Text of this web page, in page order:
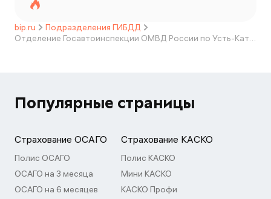
bip.ru
Подразделения ГИБДД
Отделение Госавтоинспекции ОМВД России по Усть-Катавскому городскому округу Челябинской области
Популярные страницы
Страхование ОСАГО
Полис ОСАГО
ОСАГО на 3 месяца
ОСАГО на 6 месяцев
Страхование КАСКО
Полис КАСКО
Мини КАСКО
КАСКО Профи